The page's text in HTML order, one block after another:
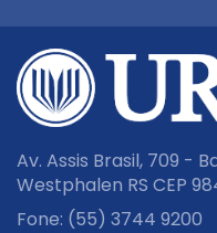
Av. Assis Brasil, 709 -
Westphalen RS CEP
Fone: (55) 3744 9200